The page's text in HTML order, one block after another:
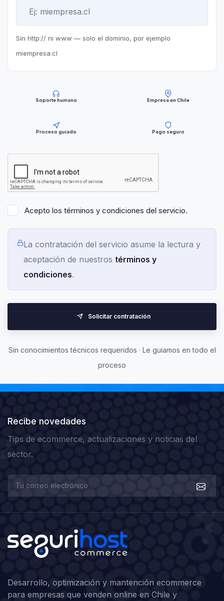
Sin http:// ni www — solo el dominio, por ejemplo
miempresa.cl
Soporte humano Empresa en Chile
Proceso guiado Pago seguro
Acepto los términos y condiciones del servicio.
La contratación del servicio asume la lectura y
aceptación de nuestros términos y
condiciones.
Solicitar contratación
Sin conocimientos técnicos requeridos · Le guiamos en todo el
proceso
Recibe novedades
Tips de ecommerce, actualizaciones y noticias del
sector.
Desarrollo, optimización y mantención ecommerce
para empresas que venden online en Chile y